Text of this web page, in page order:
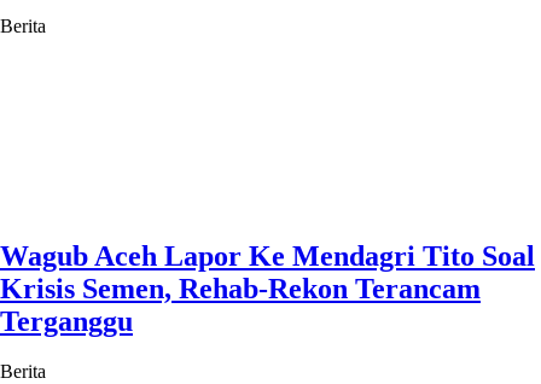
Berita
Wagub Aceh Lapor Ke Mendagri Tito Soal
Krisis Semen, Rehab-Rekon Terancam
Terganggu
Berita